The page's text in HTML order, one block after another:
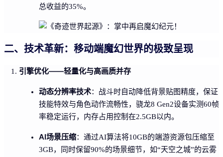
总收益的35%。
二、技术革新：移动端魔幻世界的极致呈现
引擎优化——轻量化与高画质并存
动态分辨率技术：战斗时自动降低背景贴图精度，保证
技能特效与角色动作流畅性，骁龙8 Gen2设备实测60帧
率稳定运行，内存占用控制在2.5GB以内。
AI场景压缩：通过AI算法将10GB的端游资源包压缩至
3GB，同时保留90%的场景细节，如“天空之城”的云雾